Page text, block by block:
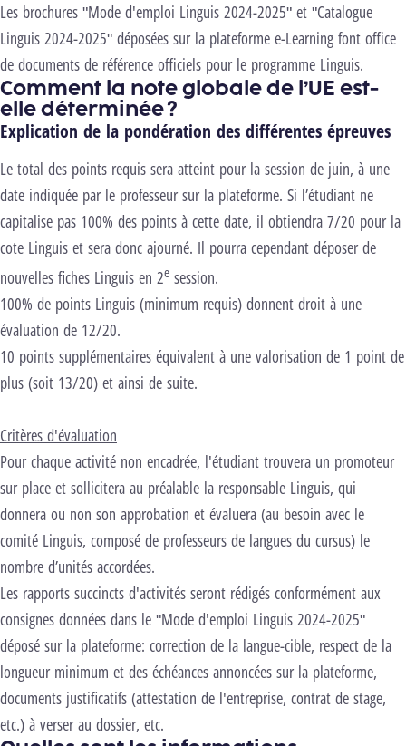
Les brochures "Mode d'emploi Linguis 2024-2025" et "Catalogue
Linguis 2024-2025" déposées sur la plateforme e-Learning font office
de documents de référence officiels pour le programme Linguis.
Comment la note globale de l’UE est-
elle déterminée ?
Explication de la pondération des différentes épreuves
Le total des points requis sera atteint pour la session de juin, à une
date indiquée par le professeur sur la plateforme. Si l’étudiant ne
capitalise pas 100% des points à cette date, il obtiendra 7/20 pour la
cote Linguis et sera donc ajourné. Il pourra cependant déposer de
nouvelles fiches Linguis en 2e session.
100% de points Linguis (minimum requis) donnent droit à une
évaluation de 12/20.
10 points supplémentaires équivalent à une valorisation de 1 point de
plus (soit 13/20) et ainsi de suite.
Critères d'évaluation
Pour chaque activité non encadrée, l'étudiant trouvera un promoteur
sur place et sollicitera au préalable la responsable Linguis, qui
donnera ou non son approbation et évaluera (au besoin avec le
comité Linguis, composé de professeurs de langues du cursus) le
nombre d’unités accordées.
Les rapports succincts d'activités seront rédigés conformément aux
consignes données dans le "Mode d'emploi Linguis 2024-2025"
déposé sur la plateforme: correction de la langue-cible, respect de la
longueur minimum et des échéances annoncées sur la plateforme,
documents justificatifs (attestation de l'entreprise, contrat de stage,
etc.) à verser au dossier, etc.